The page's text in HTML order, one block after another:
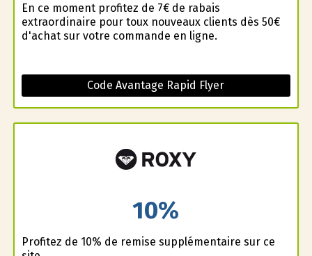
En ce moment profitez de 7€ de rabais
extraordinaire pour toux nouveaux clients dès 50€
d'achat sur votre commande en ligne.
Code Avantage Rapid Flyer
10%
Profitez de 10% de remise supplémentaire sur ce